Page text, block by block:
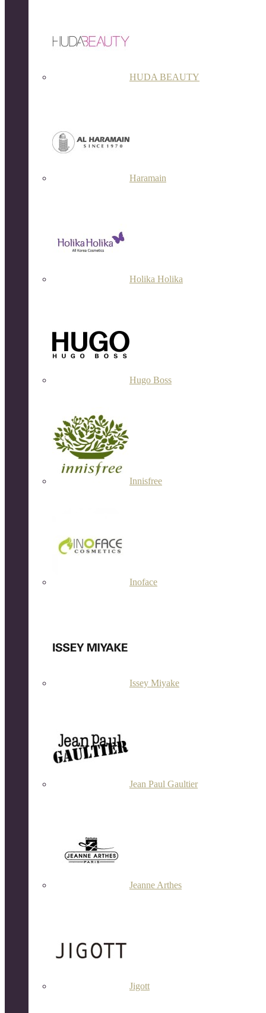
HUDA BEAUTY
Haramain
Holika Holika
Hugo Boss
Innisfree
Inoface
Issey Miyake
Jean Paul Gaultier
Jeanne Arthes
Jigott